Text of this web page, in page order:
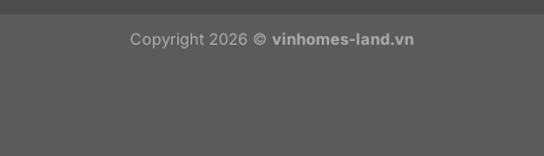
Copyright 2026 © vinhomes-land.vn